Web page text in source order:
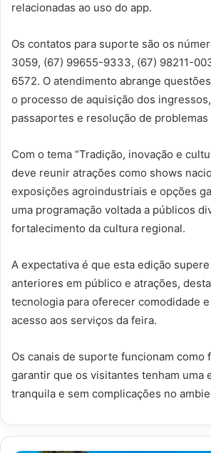
relacionadas ao uso do app.
Os contatos para suporte são os
3059, (67) 99655-9333, (67) 98211-
6572. O atendimento abrange
o processo de aquisição dos
passaportes e resolução de problemas
Com o tema “Tradição, inovação e
deve reunir atrações como shows
exposições agroindustriais e opções
uma programação voltada a públicos
fortalecimento da cultura regional.
A expectativa é que esta edição
anteriores em público e atrações,
tecnologia para oferecer comodidade
acesso aos serviços da feira.
Os canais de suporte funcionam como
garantir que os visitantes tenham uma
tranquila e sem complicações no